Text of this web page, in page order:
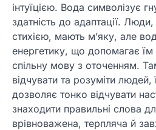
інтуїцією. Вода символізує
здатність до адаптації. Люди,
стихією, мають м’яку, але
енергетику, що допомагає їм
спільну мову з оточенням.
відчувати та розуміти людей,
дозволяє тонко відчувати
знаходити правильні слова
врівноважена, терпляча й